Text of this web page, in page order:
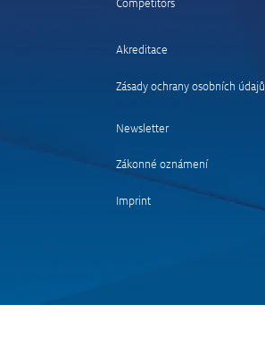
Ogiera zastavil těžký
rally vede Rovanperä
Akreditace
Zásady ochrany osobních údajů
Newsletter
Zákonné oznámení
Imprint